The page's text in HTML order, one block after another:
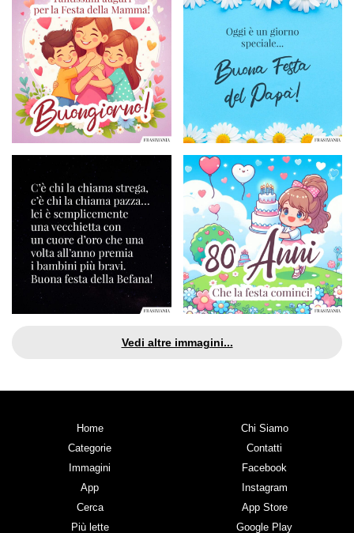
Vedi altre immagini...
Home
Categorie
Immagini
App
Cerca
Più lette
Chi Siamo
Contatti
Facebook
Instagram
App Store
Google Play